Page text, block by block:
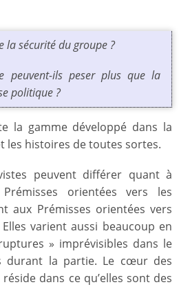
la sécurité du groupe ?
peuvent-ils peser plus que la
politique ?
la gamme développé dans la
les histoires de toutes sortes.
peuvent différer quant à
orientées vers les
aux Prémisses orientées vers
varient aussi beaucoup en
» imprévisibles dans le
durant la partie. Le cœur des
dans ce qu’elles sont des